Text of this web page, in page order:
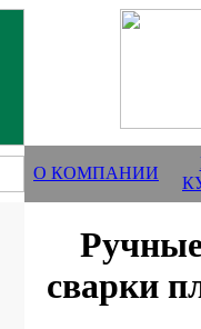
О КОМПАНИИ
сварки